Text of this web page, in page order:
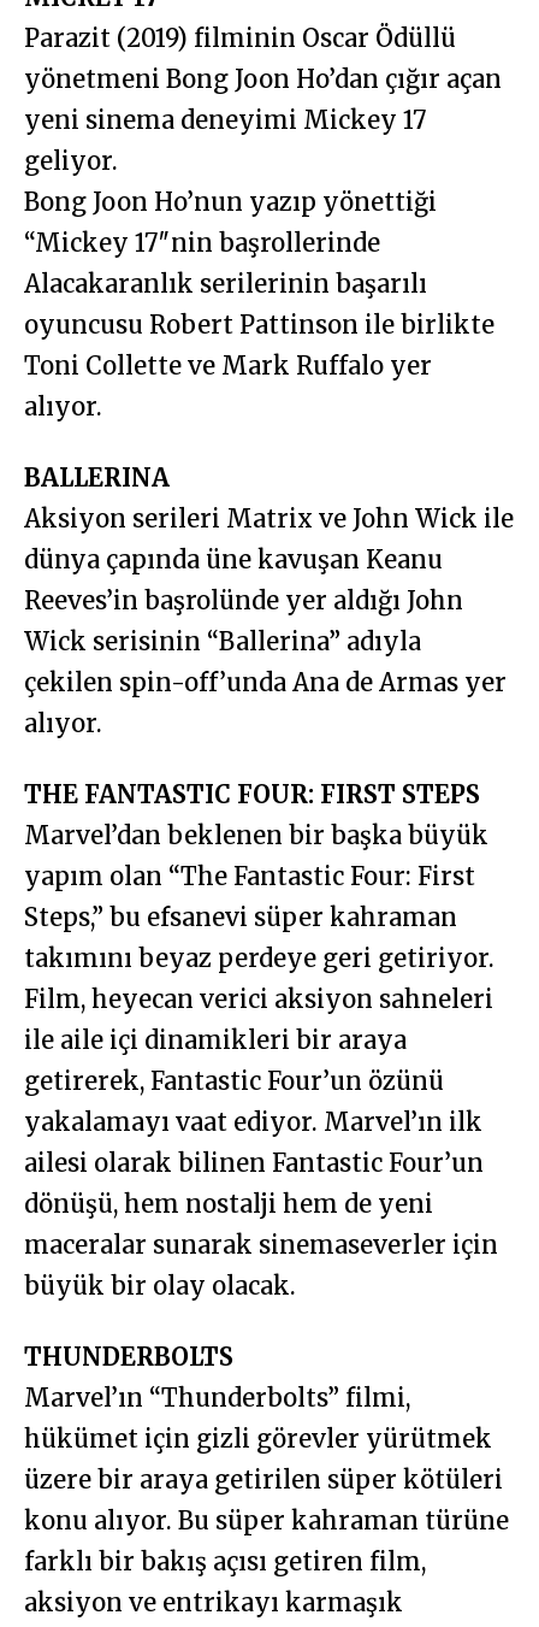
Parazit (2019) filminin Oscar Ödüllü
yönetmeni Bong Joon Ho’dan çığır açan
yeni sinema deneyimi Mickey 17
geliyor.
Bong Joon Ho’nun yazıp yönettiği
“Mickey 17″nin başrollerinde
Alacakaranlık serilerinin başarılı
oyuncusu Robert Pattinson ile birlikte
Toni Collette ve Mark Ruffalo yer
alıyor.
BALLERINA
Aksiyon serileri Matrix ve John Wick ile
dünya çapında üne kavuşan Keanu
Reeves’in başrolünde yer aldığı John
Wick serisinin “Ballerina” adıyla
çekilen spin-off’unda Ana de Armas yer
alıyor.
THE FANTASTIC FOUR: FIRST STEPS
Marvel’dan beklenen bir başka büyük
yapım olan “The Fantastic Four: First
Steps,” bu efsanevi süper kahraman
takımını beyaz perdeye geri getiriyor.
Film, heyecan verici aksiyon sahneleri
ile aile içi dinamikleri bir araya
getirerek, Fantastic Four’un özünü
yakalamayı vaat ediyor. Marvel’ın ilk
ailesi olarak bilinen Fantastic Four’un
dönüşü, hem nostalji hem de yeni
maceralar sunarak sinemaseverler için
büyük bir olay olacak.
THUNDERBOLTS
Marvel’ın “Thunderbolts” filmi,
hükümet için gizli görevler yürütmek
üzere bir araya getirilen süper kötüleri
konu alıyor. Bu süper kahraman türüne
farklı bir bakış açısı getiren film,
aksiyon ve entrikayı karmaşık